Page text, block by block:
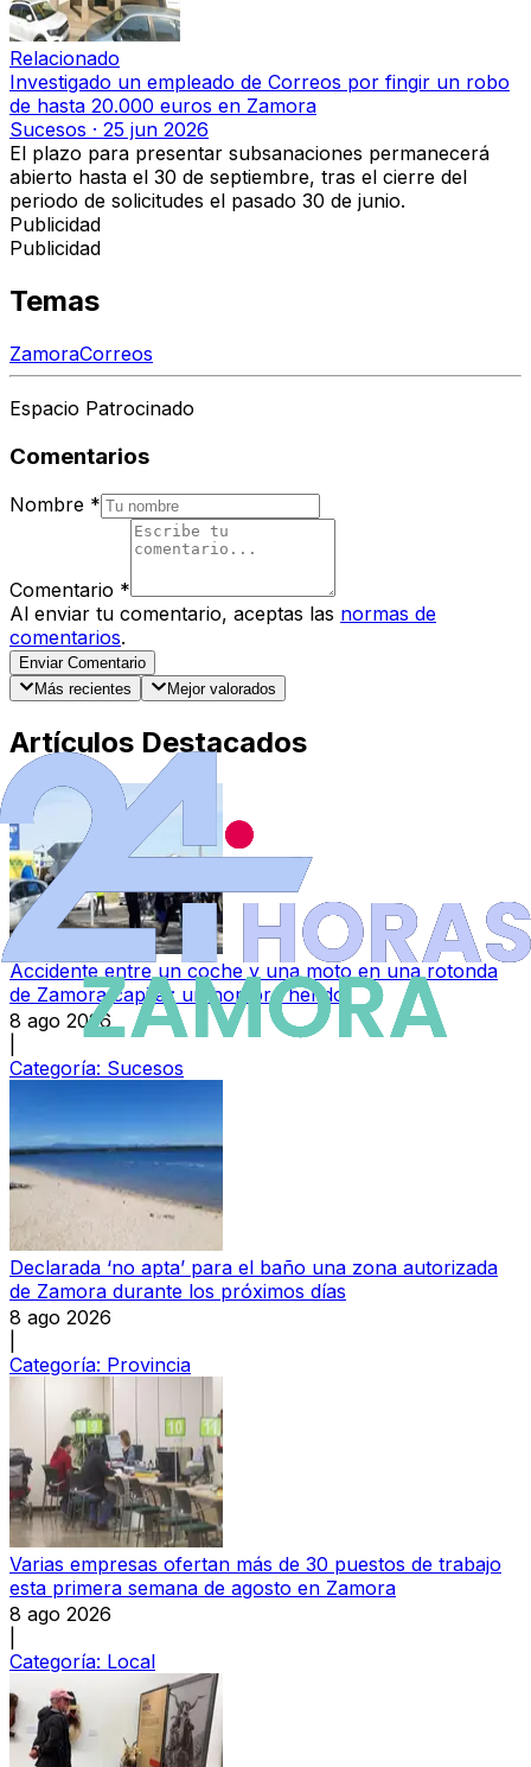
Relacionado
Investigado un empleado de Correos por fingir un robo
de hasta 20.000 euros en Zamora
Sucesos · 25 jun 2026
El plazo para presentar subsanaciones permanecerá
abierto hasta el 30 de septiembre, tras el cierre del
periodo de solicitudes el pasado 30 de junio.
Publicidad
Publicidad
Temas
ZamoraCorreos
Espacio Patrocinado
Comentarios
Nombre *
Comentario *
Al enviar tu comentario, aceptas las normas de
comentarios.
Enviar Comentario
Más recientes
Mejor valorados
Artículos Destacados
Accidente entre un coche y una moto en una rotonda
de Zamora capital: un hombre herido
8 ago 2026
Categoría: Sucesos
Declarada ‘no apta’ para el baño una zona autorizada
de Zamora durante los próximos días
8 ago 2026
Categoría: Provincia
Varias empresas ofertan más de 30 puestos de trabajo
esta primera semana de agosto en Zamora
8 ago 2026
Categoría: Local